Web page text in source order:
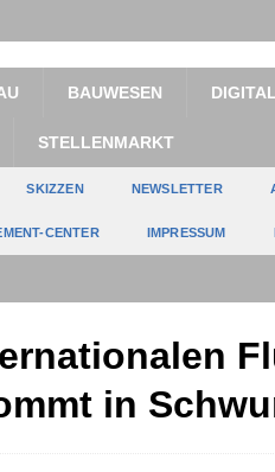
BAUWESEN
STELLENMARKT
SKIZZEN NEWSLETTER
CENTER IMPRESSUM
in